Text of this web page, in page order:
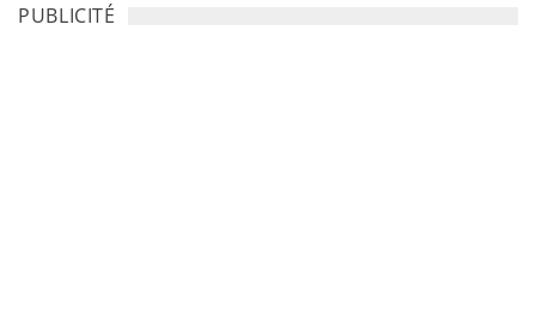
PUBLICITÉ